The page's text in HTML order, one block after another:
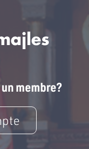
membre?